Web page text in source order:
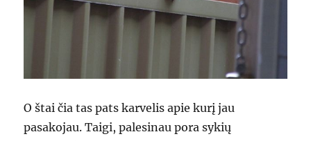
O štai čia tas pats karvelis apie kurį jau
pasakojau. Taigi, palesinau pora sykių